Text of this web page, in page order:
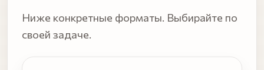
Ниже конкретные форматы. Выбирайте по
своей задаче.